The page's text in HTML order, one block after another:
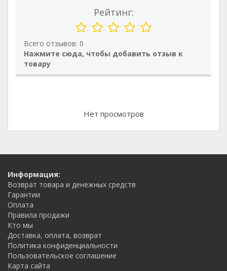
Рейтинг:
Всего отзывов: 0
Нажмите сюда, чтобы добавить отзыв к
товару
Нет просмотров
Информация:
Возврат товара и денежных средств
Гарантии
Оплата
Правила продажи
Кто мы
Доставка, оплата, возврат
Политика конфиденциальности
Пользовательское соглашение
Карта сайта